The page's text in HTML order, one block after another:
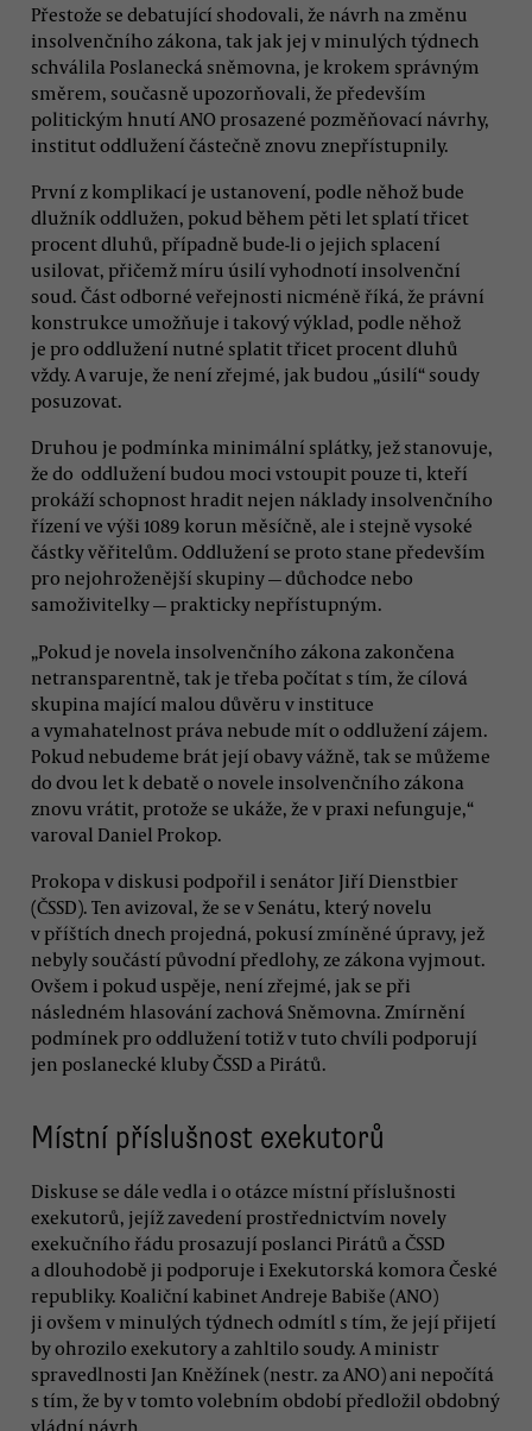
Přestože se debatující shodovali, že návrh na změnu
insolvenčního zákona, tak jak jej v minulých týdnech
schválila Poslanecká sněmovna, je krokem správným
směrem, současně upozorňovali, že především
politickým hnutí ANO prosazené pozměňovací návrhy,
institut oddlužení částečně znovu znepřístupnily.
První z komplikací je ustanovení, podle něhož bude
dlužník oddlužen, pokud během pěti let splatí třicet
procent dluhů, případně bude-li o jejich splacení
usilovat, přičemž míru úsilí vyhodnotí insolvenční
soud. Část odborné veřejnosti nicméně říká, že právní
konstrukce umožňuje i takový výklad, podle něhož
je pro oddlužení nutné splatit třicet procent dluhů
vždy. A varuje, že není zřejmé, jak budou „úsilí“ soudy
posuzovat.
Druhou je podmínka minimální splátky, jež stanovuje,
že do oddlužení budou moci vstoupit pouze ti, kteří
prokáží schopnost hradit nejen náklady insolvenčního
řízení ve výši 1089 korun měsíčně, ale i stejně vysoké
částky věřitelům. Oddlužení se proto stane především
pro nejohroženější skupiny — důchodce nebo
samoživitelky — prakticky nepřístupným.
„Pokud je novela insolvenčního zákona zakončena
netransparentně, tak je třeba počítat s tím, že cílová
skupina mající malou důvěru v instituce
a vymahatelnost práva nebude mít o oddlužení zájem.
Pokud nebudeme brát její obavy vážně, tak se můžeme
do dvou let k debatě o novele insolvenčního zákona
znovu vrátit, protože se ukáže, že v praxi nefunguje,“
varoval Daniel Prokop.
Prokopa v diskusi podpořil i senátor Jiří Dienstbier
(ČSSD). Ten avizoval, že se v Senátu, který novelu
v příštích dnech projedná, pokusí zmíněné úpravy, jež
nebyly součástí původní předlohy, ze zákona vyjmout.
Ovšem i pokud uspěje, není zřejmé, jak se při
následném hlasování zachová Sněmovna. Zmírnění
podmínek pro oddlužení totiž v tuto chvíli podporují
jen poslanecké kluby ČSSD a Pirátů.
Místní příslušnost exekutorů
Diskuse se dále vedla i o otázce místní příslušnosti
exekutorů, jejíž zavedení prostřednictvím novely
exekučního řádu prosazují poslanci Pirátů a ČSSD
a dlouhodobě ji podporuje i Exekutorská komora České
republiky. Koaliční kabinet Andreje Babiše (ANO)
ji ovšem v minulých týdnech odmítl s tím, že její přijetí
by ohrozilo exekutory a zahltilo soudy. A ministr
spravedlnosti Jan Kněžínek (nestr. za ANO) ani nepočítá
s tím, že by v tomto volebním období předložil obdobný
vládní návrh.